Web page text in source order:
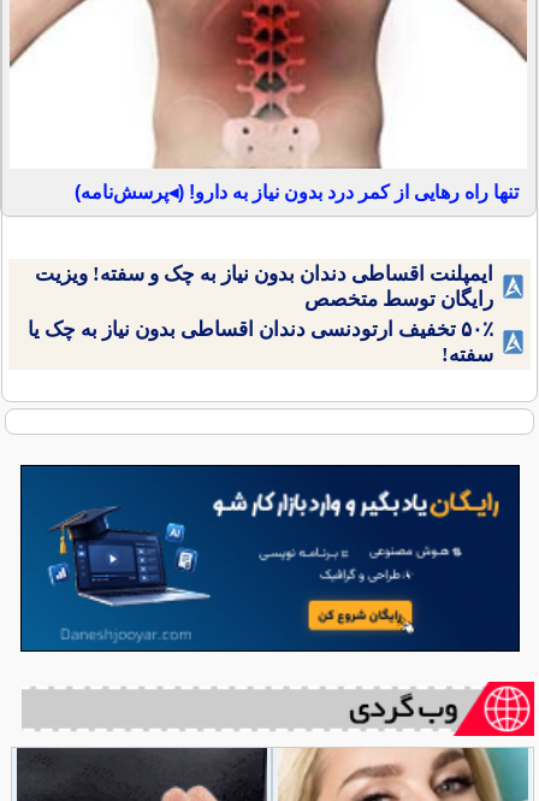
تنها راه رهایی از کمر درد بدون نیاز به دارو! (◂پرسش‌نامه)
ایمپلنت اقساطی دندان بدون نیاز به چک و سفته! ویزیت
رایگان توسط متخصص
۵۰٪ تخفیف ارتودنسی دندان اقساطی بدون نیاز به چک یا
سفته!